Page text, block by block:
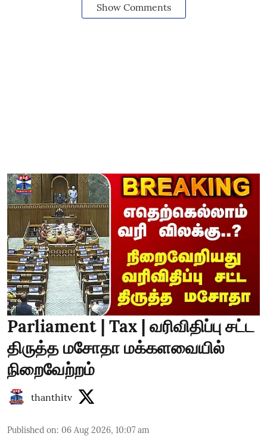
Show Comments
Parliament | Tax | வரிவிதிப்பு சட்ட
திருத்த மசோதா மக்களவையில்
நிறைவேற்றம்
thanthitv
Published on: 06 Aug 2026, 10:07 am